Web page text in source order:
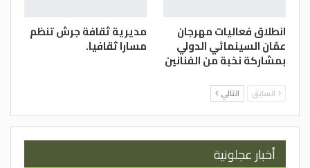
انطلاق فعاليات مهرجان
عمّان السينمائي الدولي
بمشاركة نخبة من الفنانين
مديرية ثقافة جرش تنظم
مسارا ثقافيا.
السابق التالي
أخبار عجلونية